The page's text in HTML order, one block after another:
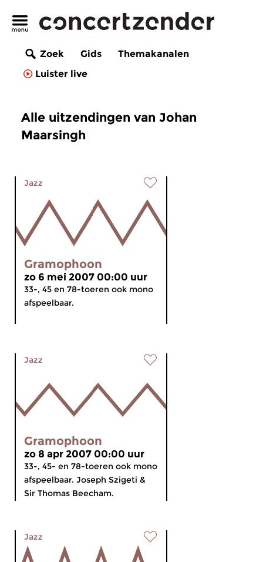
Zoek Gids
Themakanalen
Luister live
Alle uitzendingen van Johan
Maarsingh
Jazz
Gramophoon
zo 6 mei 2007 00:00 uur
33-, 45 en 78-toeren ook mono
afspeelbaar.
Jazz
Gramophoon
zo 8 apr 2007 00:00 uur
33-, 45- en 78-toeren ook mono
afspeelbaar. Joseph Szigeti &
Sir Thomas Beecham.
Jazz